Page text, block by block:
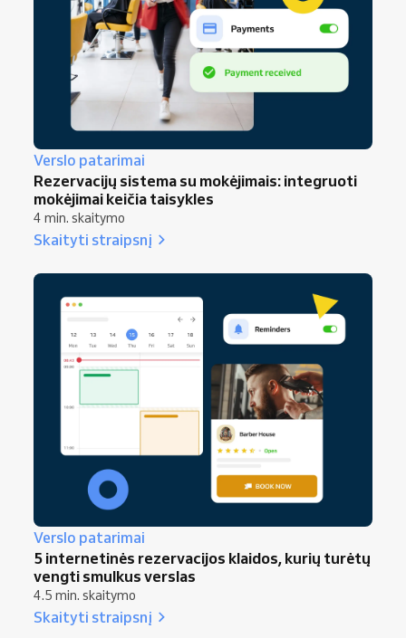
Verslo patarimai
Rezervacijų sistema su mokėjimais: integruoti
mokėjimai keičia taisykles
4 min. skaitymo
Skaityti straipsnį
Verslo patarimai
5 internetinės rezervacijos klaidos, kurių turėtų
vengti smulkus verslas
4.5 min. skaitymo
Skaityti straipsnį